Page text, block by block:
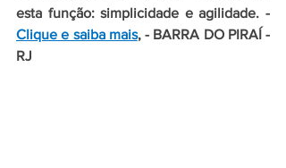
Clique e saiba mais, - BARRA DO PIRAÍ -
RJ